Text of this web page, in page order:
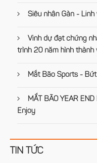
Siêu nhân Gàn -
Vinh dự đạt chứng
trình 20 năm hình thành
Mắt Bão Sports -
MẮT BÃO YEAR
Enjoy
TIN TỨC